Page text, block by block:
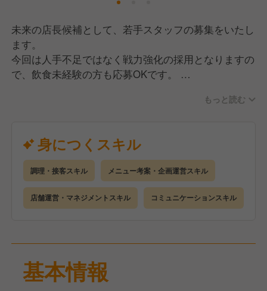
未来の店長候補として、若手スタッフの募集をいたし
ます。
今回は人手不足ではなく戦力強化の採用となりますの
で、飲食未経験の方も応募OKです。
まずは調理・接客業務をお願いしていきます。
きることを増やしていきましょう！
慣れてきたら後輩やアルバイトさんのフォローもお願
いしていきますが、ゆくゆくは店長を目指していただ
きたいので、
数字面含めた店舗運営業務にも携わっていただけたら
と思います。
料理が好き・得意だったら経験・技術を活かしたオリ
ジナルメニューなんかも提案できます！
もっと読む
身につくスキル
調理・接客スキル メニュー考案・企画運営スキル
店舗運営・マネジメントスキル コミュニケーションスキル
基本情報